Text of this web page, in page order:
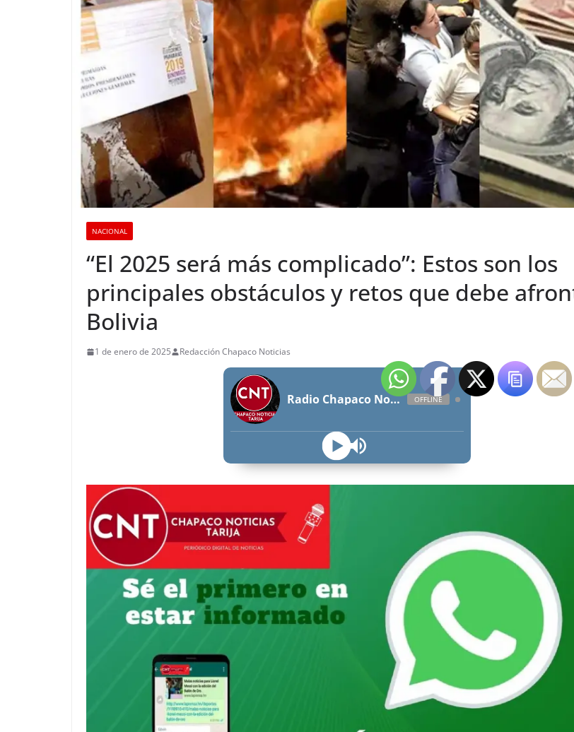
NACIONAL
“El 2025 será más complicado”: Estos son los
principales obstáculos y retos que debe
Bolivia
1 de enero de 2025 Redacción Chapaco Noticias
Radio Chapaco Noticias Las 24 horas en vivo OFFLINE